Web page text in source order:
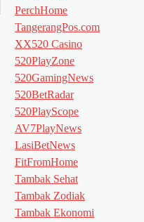
PerchHome
TangerangPos.com
XX520 Casino
520PlayZone
520GamingNews
520BetRadar
520PlayScope
AV7PlayNews
LasiBetNews
FitFromHome
Tambak Sehat
Tambak Zodiak
Tambak Ekonomi